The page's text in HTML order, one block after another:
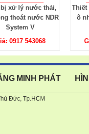
kiểm tra độ đục,
nguồn nước
NDR 2000
0917 543068
dõi
MINH PHÁT
Đức, Tp.HCM